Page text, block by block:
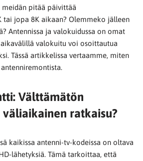
pitää päivittää
tai jopa 8K aikaan? Olemmeko jälleen
Antennissa ja valokuidussa on omat
valokuitu voi osoittautua
Tässä artikkelissa vertaamme, miten
Välttämätön
ratkaisu?
kaikissa antenni-tv-kodeissa on oltava
lähetyksiä. Tämä tarkoittaa, että